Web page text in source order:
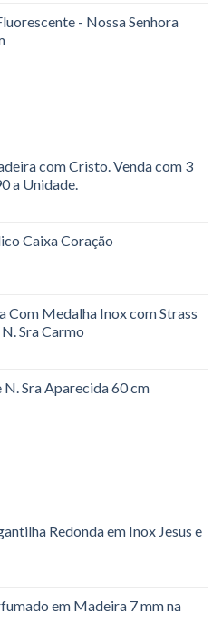
- Nossa Senhora
com Cristo. Venda com 3
a Unidade.
Caixa Coração
Com Medalha Inox com Strass
Sra Carmo
Sra Aparecida 60 cm
Redonda em Inox Jesus e
em Madeira 7 mm na